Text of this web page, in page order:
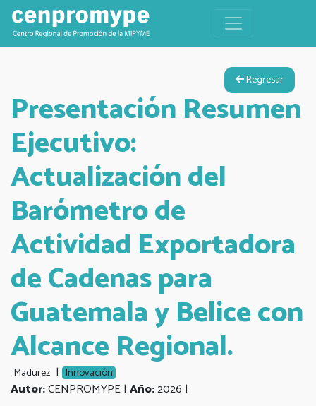
Regresar
Presentación Resumen
Ejecutivo:
Actualización del
Barómetro de
Actividad Exportadora
de Cadenas para
Guatemala y Belice con
Alcance Regional.
Madurez | Innovación
Autor:CENPROMYPE | Año:2026 |